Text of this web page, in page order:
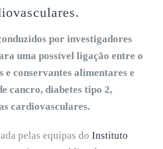
por investigadores
uma possível ligação entre o
e conservantes alimentares e
cancro, diabetes tipo 2,
cardiovasculares.
pelas equipas do Instituto